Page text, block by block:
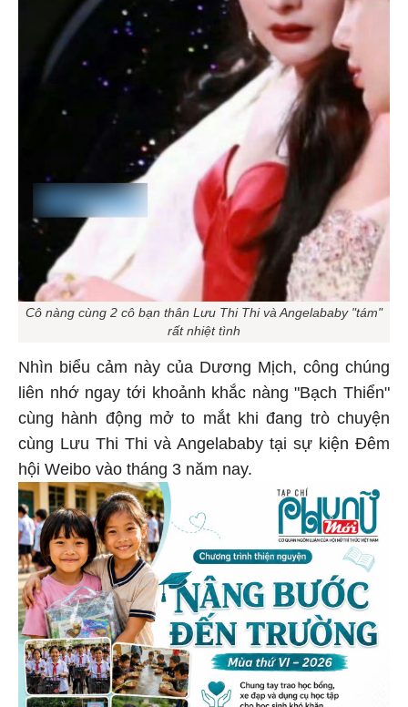
Cô nàng cùng 2 cô bạn thân Lưu Thi Thi và Angelababy "tám"
rất nhiệt tình
Nhìn biểu cảm này của Dương Mịch, công chúng
liên nhớ ngay tới khoảnh khắc nàng "Bạch Thiển"
cùng hành động mở to mắt khi đang trò chuyện
cùng Lưu Thi Thi và Angelababy tại sự kiện Đêm
hội Weibo vào tháng 3 năm nay.